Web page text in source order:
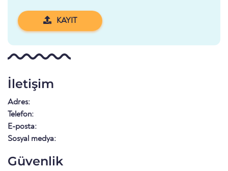
KAYIT
İletişim
Adres:
Telefon:
E-posta:
Sosyal medya:
Güvenlik